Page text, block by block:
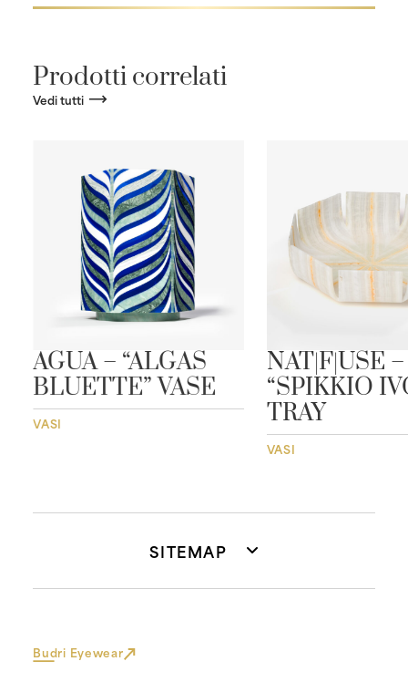
Prodotti correlati
Vedi tutti
AGUA – “ALGAS
BLUETTE” VASE
VASI
NAT|F|USE –
“SPIKKIO
TRAY
VASI
SITEMAP
Budri Eyewear